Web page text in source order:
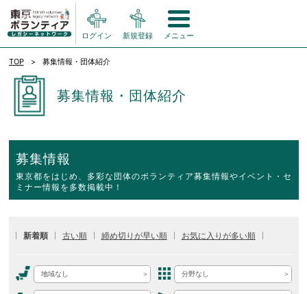
ログイン 新規登録 メニュー
TOP 募集情報・団体紹介
募集情報・団体紹介
募集情報
東京都をはじめ、多彩な団体のボランティア募集情報やイベント・セ
ミナー情報を多数掲載中！
新着順 古い順 締め切りが早い順 お気に入りが多い順
地域なし 分野なし